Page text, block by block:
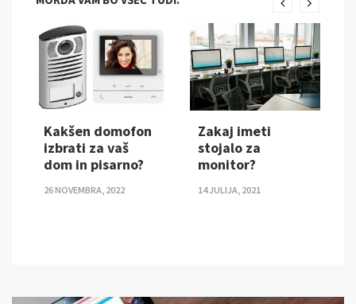
Kakšen domofon
izbrati za vaš
dom in pisarno?
26 NOVEMBRA, 2022
Zakaj imeti
stojalo za
monitor?
14 JULIJA, 2021